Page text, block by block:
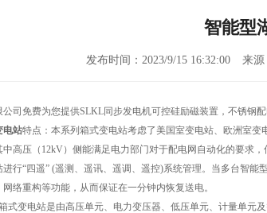
智能型
发布时间：2023/9/15 16:32:00 来源
司免费为您提供SLKL同步发电机可控硅励磁装置 ，不锈钢
电站特点：本系列箱式变电站考虑了美国室变电站、欧洲室
高压（12kV）侧能满足电力部门对于配电网自动化的要求
行“四遥” (遥测、遥讯、遥调、遥控)系统管理。当多台智
络重构等功能，从而保证在一分钟内恢复送电。
式变电站是由高压单元、电力变压器、低压单元、计量单元